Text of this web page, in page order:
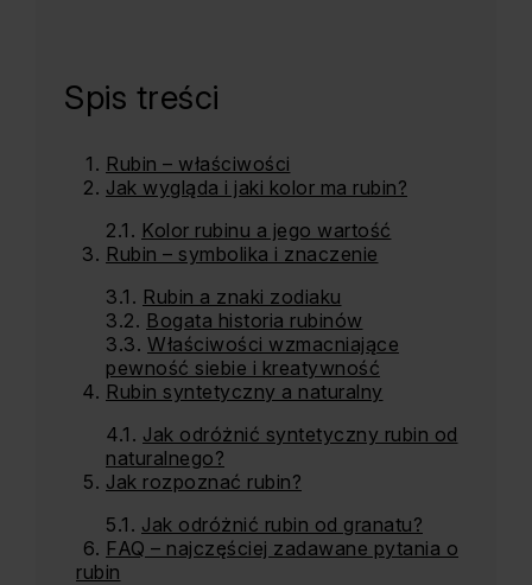
Spis treści
Rubin – właściwości
Jak wygląda i jaki kolor ma rubin?
Kolor rubinu a jego wartość
Rubin – symbolika i znaczenie
Rubin a znaki zodiaku
Bogata historia rubinów
Właściwości wzmacniające
pewność siebie i kreatywność
Rubin syntetyczny a naturalny
Jak odróżnić syntetyczny rubin od
naturalnego?
Jak rozpoznać rubin?
Jak odróżnić rubin od granatu?
FAQ – najczęściej zadawane pytania o
rubin